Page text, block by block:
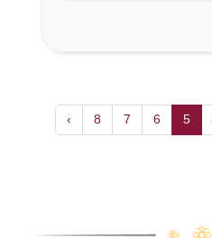
5
6
7
8
›